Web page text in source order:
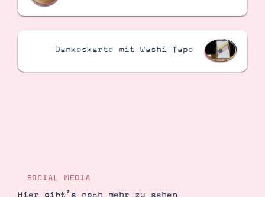
Dankeskarte mit Washi Tape
SOCIAL MEDIA